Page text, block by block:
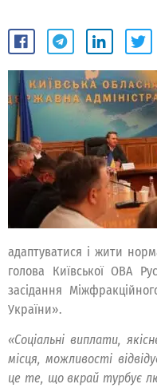
адаптуватися і жити
голова Київської ОВА
засідання
України».
«Соціальні виплати,
місця, можливості
це те, що вкрай турбує